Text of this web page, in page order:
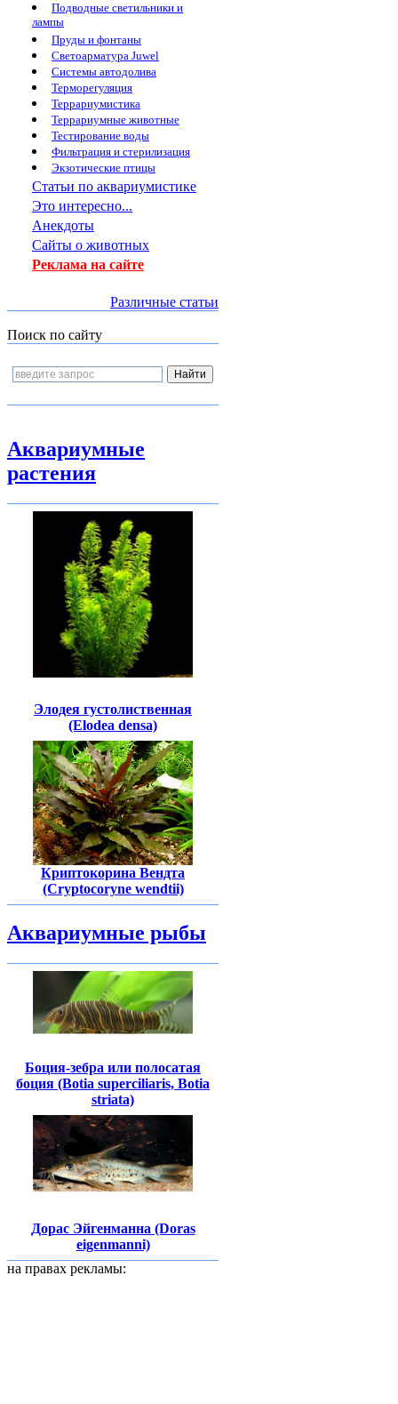
Подводные светильники и
лампы
Пруды и фонтаны
Светоарматура Juwel
Системы автодолива
Терморегуляция
Террариумистика
Террариумные животные
Тестирование воды
Фильтрация и стерилизация
Экзотические птицы
Статьи по аквариумистике
Это интересно...
Анекдоты
Сайты о животных
Реклама на сайте
Различные статьи
Поиск по сайту
Аквариумные
растения
Элодея густолиственная
(Elodea densa)
Криптокорина Вендта
(Cryptocoryne wendtii)
Аквариумные рыбы
Боция-зебра или полосатая
боция (Botia superciliaris, Botia
striata)
Дорас Эйгенманна (Doras
eigenmanni)
на правах рекламы: